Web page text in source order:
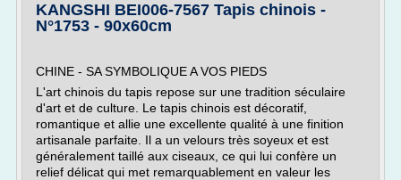
KANGSHI BEI006-7567 Tapis chinois -
N°1753 - 90x60cm
CHINE - SA SYMBOLIQUE A VOS PIEDS
L'art chinois du tapis repose sur une tradition séculaire
d'art et de culture. Le tapis chinois est décoratif,
romantique et allie une excellente qualité à une finition
artisanale parfaite. Il a un velours très soyeux et est
généralement taillé aux ciseaux, ce qui lui confère un
relief délicat qui met remarquablement en valeur les